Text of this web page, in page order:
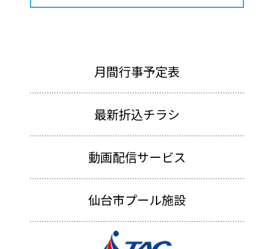
月間行事予定表
最新折込チラシ
動画配信サービス
仙台市プール施設